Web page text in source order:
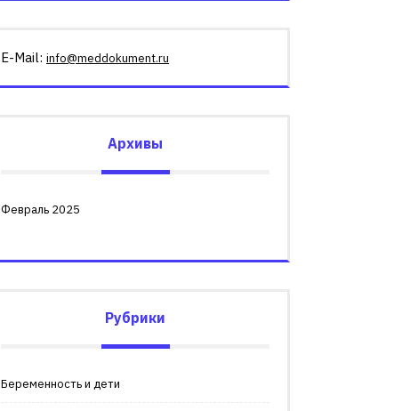
E-Mail: info@meddokument.ru
Архивы
Февраль 2025
Рубрики
Беременность и дети